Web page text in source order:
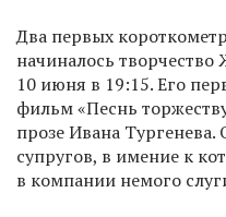
Два первых
начиналось творчество
10 июня в 19:15. Его
фильм «Песнь
прозе Ивана
супругов, в имение к
в компании немого